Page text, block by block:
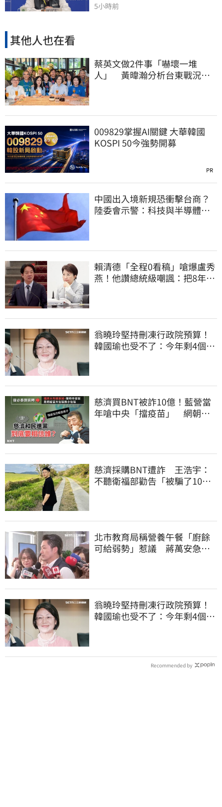
5小時前
其他人也在看
蔡英文做2件事「嚇壞一堆
人」 黃暐瀚分析台東戰況：
009829掌握AI關鍵 大華韓國
KOSPI 50今強勢開募
PR
中國出入境新規恐衝擊台商？
陸委會示警：科技與半導體從
賴清德「全程0看稿」嗆爆盧秀
燕！他讚總統級嘲諷：把8年總
翁曉玲堅持刪凍行政院預算！
韓國瑜也受不了：今年剩4個月
慈濟買BNT被詐10億！藍營當
年嗆中央「擋疫苗」 網朝
慈濟採購BNT遭詐 王浩宇：
不聽衛福部勸告「被騙了10億
北市教育局稱營養午餐「廚餘
可給弱勢」惹議 蔣萬安急
翁曉玲堅持刪凍行政院預算！
韓國瑜也受不了：今年剩4個月
Recommended by